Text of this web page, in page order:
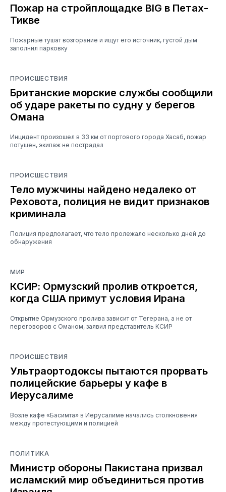
Пожар на стройплощадке BIG в Петах-
Тикве
Пожарные тушат возгорание и ищут его источник, густой дым
заполнил парковку
ПРОИСШЕСТВИЯ
Британские морские службы сообщили
об ударе ракеты по судну у берегов
Омана
Инцидент произошел в 33 км от портового города Хасаб, пожар
потушен, экипаж не пострадал
ПРОИСШЕСТВИЯ
Тело мужчины найдено недалеко от
Реховота, полиция не видит признаков
криминала
Полиция предполагает, что тело пролежало несколько дней до
обнаружения
МИР
КСИР: Ормузский пролив откроется,
когда США примут условия Ирана
Открытие Ормузского пролива зависит от Тегерана, а не от
переговоров с Оманом, заявил представитель КСИР
ПРОИСШЕСТВИЯ
Ультраортодоксы пытаются прорвать
полицейские барьеры у кафе в
Иерусалиме
Возле кафе «Басимта» в Иерусалиме начались столкновения
между протестующими и полицией
ПОЛИТИКА
Министр обороны Пакистана призвал
исламский мир объединиться против